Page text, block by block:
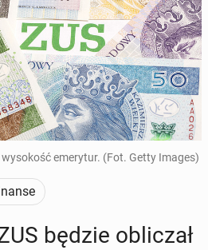
wysokość emerytur. (Fot. Getty Images)
będzie ob­li­czał